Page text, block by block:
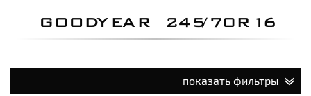
GOODYEAR 245/70R16
показать фильтры